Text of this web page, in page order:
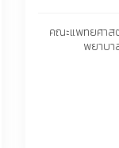
คณะแพทยศาส
พยาบา